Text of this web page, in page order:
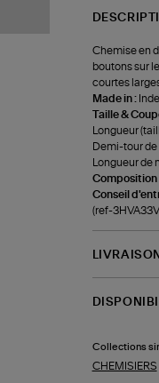
Chemise en
boutons sur
courtes
Made in : Inde.
Taille &
Longueur
Demi-tour de
Longueur de
Composition
Conseil
(ref-
Collections
CHEMISIERS